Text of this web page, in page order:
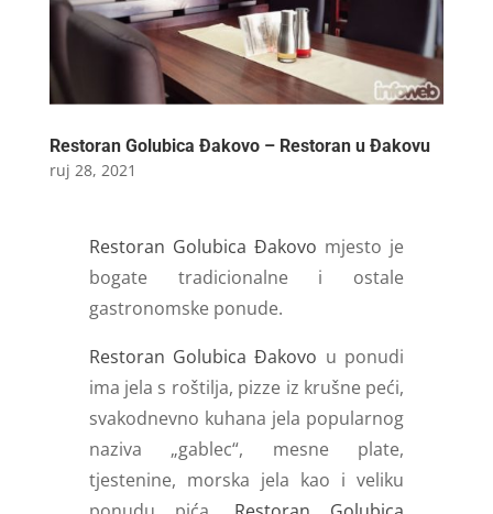
Restoran Golubica Đakovo – Restoran u Đakovu
ruj 28, 2021
Restoran Golubica Đakovo mjesto je
bogate tradicionalne i ostale
gastronomske ponude.
Restoran Golubica Đakovo u ponudi
ima jela s roštilja, pizze iz krušne peći,
svakodnevno kuhana jela popularnog
naziva „gablec“, mesne plate,
tjestenine, morska jela kao i veliku